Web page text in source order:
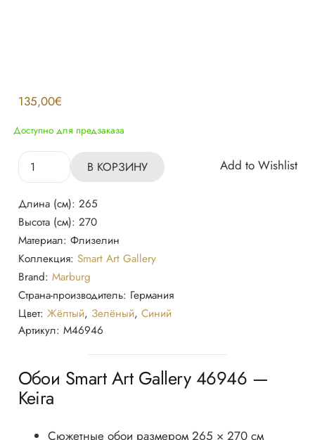
135,00€
Доступно для предзаказа
Количество
Обои
46946
Marburg
В КОРЗИНУ Add to Wishlist
Длина (см): 265
Высота (см): 270
Материал: Флизелин
Коллекция: Smart Art Gallery
Brand: Marburg
Страна-производитель: Германия
Цвет: Жёлтый, Зелёный, Синий
Артикул: M46946
Обои Smart Art Gallery 46946 —
Keira
Сюжетные обои размером 265 × 270 см